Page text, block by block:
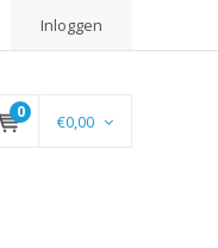
Inloggen
0 €0,00